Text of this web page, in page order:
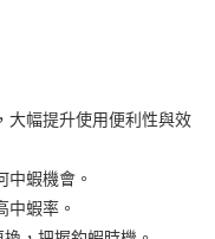
自動跳轉到大哥付的交易
款截止日，確認付款後即完
核未通過，訂單將自動取
哥付你分期系統評分，恕無
每月結算日後寄送繳費提
。
跳轉至「AFTEE先享後付」
成結帳。
大幅提升使用便利性與效
中蝦機會。
中蝦率。